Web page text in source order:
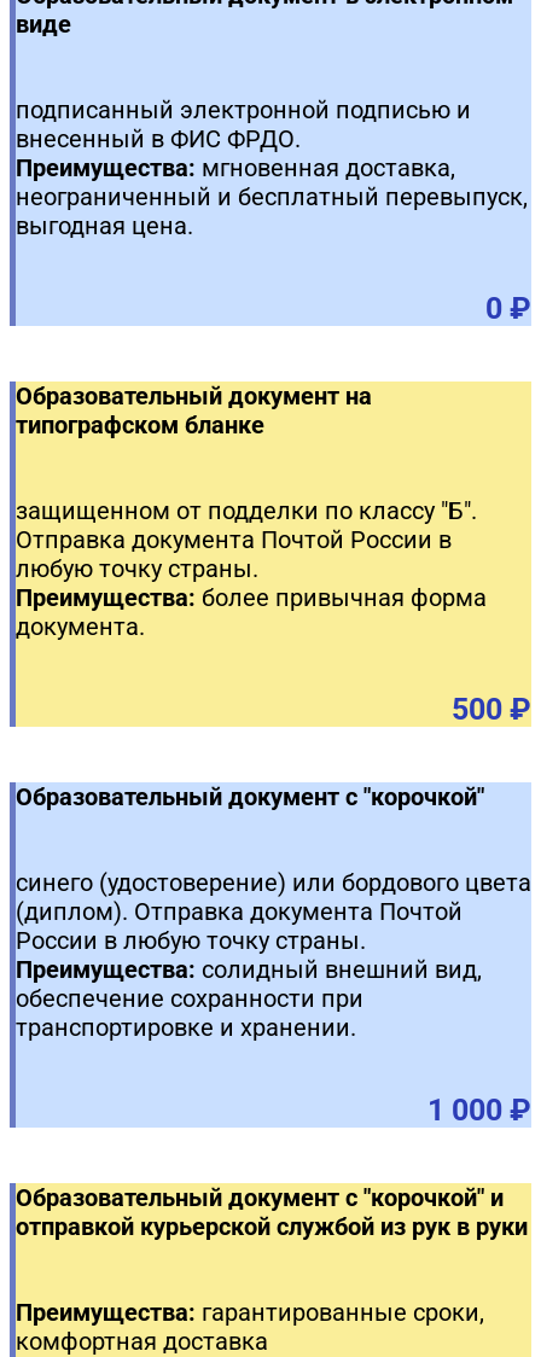
виде
подписанный электронной подписью и
внесенный в ФИС ФРДО.
Преимущества: мгновенная доставка,
неограниченный и бесплатный перевыпуск,
выгодная цена.
0 ₽
Образовательный документ на
типографском бланке
защищенном от подделки по классу "Б".
Отправка документа Почтой России в
любую точку страны.
Преимущества: более привычная форма
документа.
500 ₽
Образовательный документ с "корочкой"
синего (удостоверение) или бордового цвета
(диплом). Отправка документа Почтой
России в любую точку страны.
Преимущества: солидный внешний вид,
обеспечение сохранности при
транспортировке и хранении.
1 000 ₽
Образовательный документ с "корочкой" и
отправкой курьерской службой из рук в руки
Преимущества: гарантированные сроки,
комфортная доставка